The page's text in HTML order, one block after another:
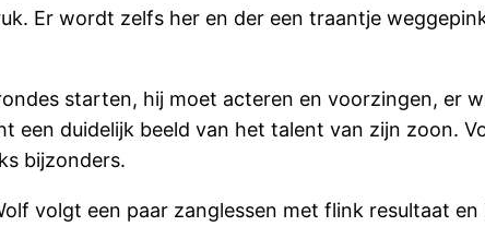
Er wordt zelfs her en der een traantje
starten, hij moet acteren en voorzingen, er
duidelijk beeld van het talent van zijn zoon.
bijzonders.
volgt een paar zanglessen met flink resultaat